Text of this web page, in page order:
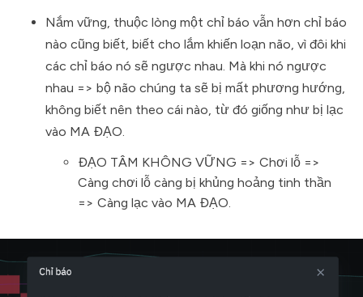
Nắm vững, thuộc lòng một chỉ báo vẫn hơn chỉ báo
nào cũng biết, biết cho lắm khiến loạn não, vì đôi khi
các chỉ báo nó sẽ ngược nhau. Mà khi nó ngược
nhau => bộ não chúng ta sẽ bị mất phương hướng,
không biết nên theo cái nào, từ đó giống như bị lạc
vào MA ĐẠO.
ĐẠO TÂM KHÔNG VỮNG => Chơi lỗ =>
Càng chơi lỗ càng bị khủng hoảng tinh thần
=> Càng lạc vào MA ĐẠO.